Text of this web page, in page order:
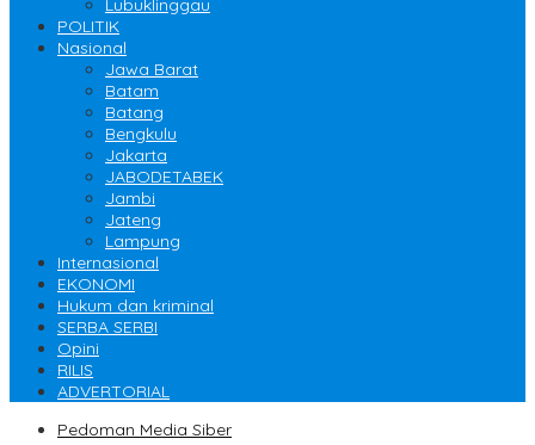
Lubuklinggau
POLITIK
Nasional
Jawa Barat
Batam
Batang
Bengkulu
Jakarta
JABODETABEK
Jambi
Jateng
Lampung
Internasional
EKONOMI
Hukum dan kriminal
SERBA SERBI
Opini
RILIS
ADVERTORIAL
Pedoman Media Siber